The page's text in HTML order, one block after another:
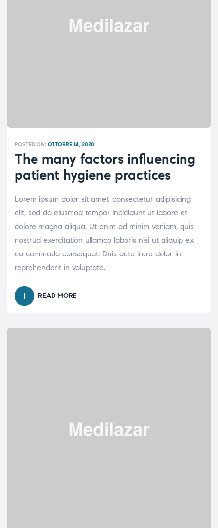
POSTED ON: OTTOBRE 14, 2020
The many factors influencing
patient hygiene practices
Lorem ipsum dolor sit amet, consectetur adipisicing
elit, sed do eiusmod tempor incididunt ut labore et
dolore magna aliqua. Ut enim ad minim veniam, quis
nostrud exercitation ullamco laboris nisi ut aliquip ex
ea commodo consequat. Duis aute irure dolor in
reprehenderit in voluptate.
READ MORE